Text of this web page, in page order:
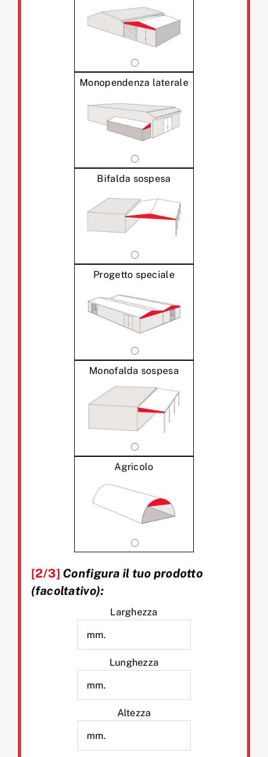
Monopendenza laterale
Bifalda sospesa
Progetto speciale
Monofalda sospesa
Agricolo
[2/3] Configura il tuo prodotto
(facoltativo):
Larghezza
Lunghezza
Altezza